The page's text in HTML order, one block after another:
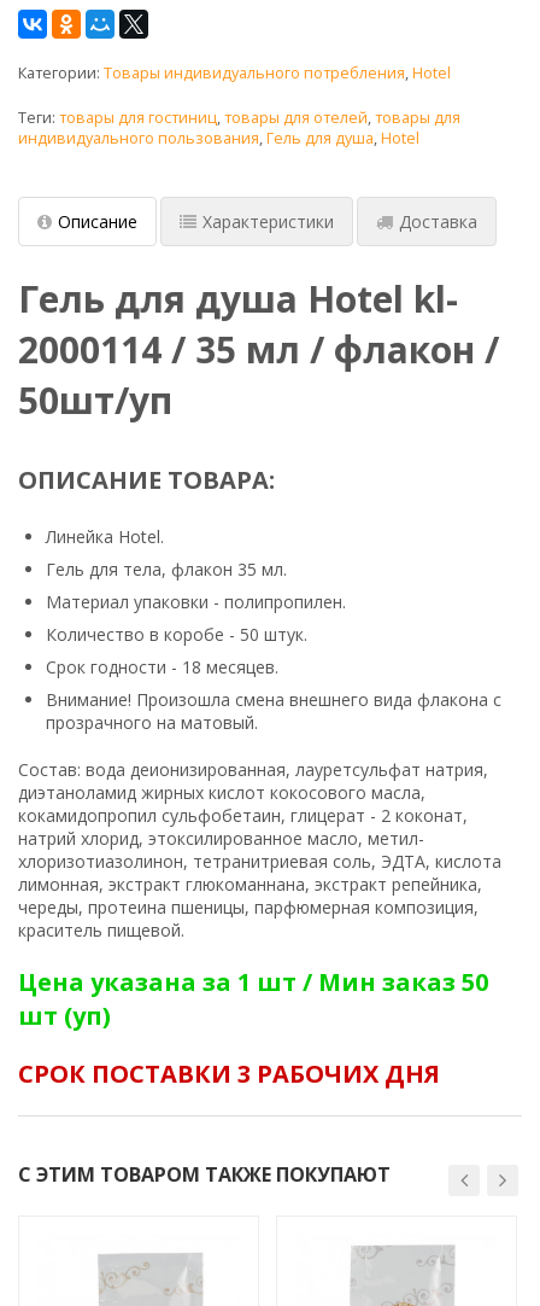
Категории: Товары индивидуального потребления,Hotel
Теги: товары для гостиниц,товары для отелей,товары для
индивидуального пользования,Гель для душа,Hotel
Описание Характеристики Доставка
Гель для душа Hotel kl-
2000114 / 35 мл / флакон /
50шт/уп
ОПИСАНИЕ ТОВАРА:
Линейка Hotel.
Гель для тела, флакон 35 мл.
Материал упаковки - полипропилен.
Количество в коробе - 50 штук.
Срок годности - 18 месяцев.
Внимание! Произошла смена внешнего вида флакона с
прозрачного на матовый.
Состав: вода деионизированная, лауретсульфат натрия,
диэтаноламид жирных кислот кокосового масла,
кокамидопропил сульфобетаин, глицерат - 2 коконат,
натрий хлорид, этоксилированное масло, метил-
хлоризотиазолинон, тетранитриевая соль, ЭДТА, кислота
лимонная, экстракт глюкоманнана, экстракт репейника,
череды, протеина пшеницы, парфюмерная композиция,
краситель пищевой.
Цена указана за 1 шт / Мин заказ 50
шт (уп)
СРОК ПОСТАВКИ 3 РАБОЧИХ ДНЯ
С ЭТИМ ТОВАРОМ ТАКЖЕ ПОКУПАЮТ